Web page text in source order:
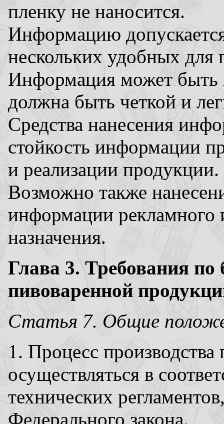
пленку не наносится.
Информацию
нескольких удобных для
Информация может быть
должна быть четкой и
Средства нанесения
стойкость информации
и реализации продукции.
Возможно также
информации
назначения.
Глава 3. Требования по
пивоваренной
Статья 7. Общие
1. Процесс
осуществляться в
технических
Федерального закона.